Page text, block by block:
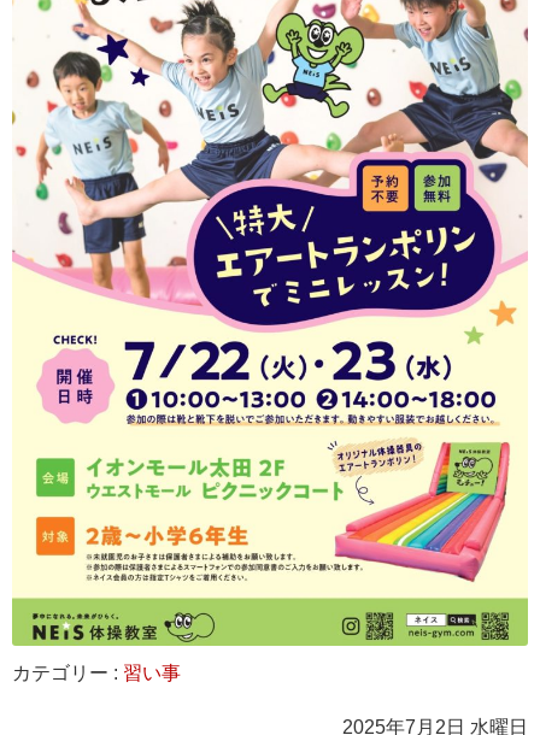
カテゴリー : 習い事
2025年7月2日 水曜日